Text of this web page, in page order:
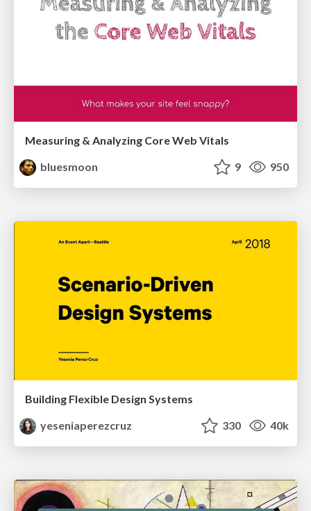
Measuring & Analyzing Core Web Vitals
bluesmoon
9 950
Building Flexible Design Systems
yeseniaperezcruz
330 40k